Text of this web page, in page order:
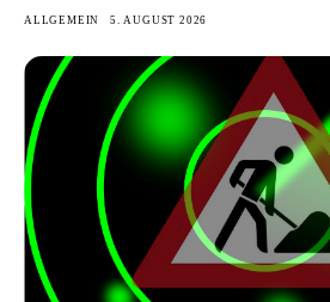
ALLGEMEIN 5. AUGUST 2026